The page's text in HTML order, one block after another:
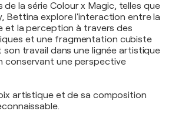
la série Colour x Magic, telles que
Bettina explore l'interaction entre la
et la perception à travers des
et une fragmentation cubiste
son travail dans une lignée artistique
conservant une perspective
artistique et de sa composition